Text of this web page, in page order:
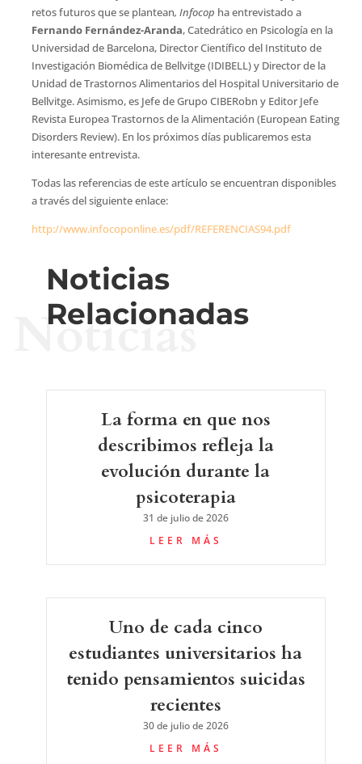
retos futuros que se plantean, Infocop ha entrevistado a
Fernando Fernández-Aranda, Catedrático en Psicología en la
Universidad de Barcelona, Director Científico del Instituto de
Investigación Biomédica de Bellvitge (IDIBELL) y Director de la
Unidad de Trastornos Alimentarios del Hospital Universitario de
Bellvitge. Asimismo, es Jefe de Grupo CIBERobn y Editor Jefe
Revista Europea Trastornos de la Alimentación (European Eating
Disorders Review). En los próximos días publicaremos esta
interesante entrevista.
Todas las referencias de este artículo se encuentran disponibles
a través del siguiente enlace:
http://www.infocoponline.es/pdf/REFERENCIAS94.pdf
Noticias
Relacionadas
Noticias
La forma en que nos
describimos refleja la
evolución durante la
psicoterapia
31 de julio de 2026
LEER MÁS
Uno de cada cinco
estudiantes universitarios ha
tenido pensamientos suicidas
recientes
30 de julio de 2026
LEER MÁS